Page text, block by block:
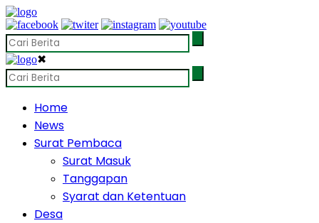
✖
Home
News
Surat Pembaca
Surat Masuk
Tanggapan
Syarat dan Ketentuan
Desa